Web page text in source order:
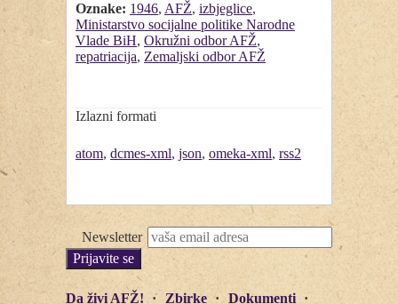
Oznake: 1946, AFŽ, izbjeglice,
Ministarstvo socijalne politike Narodne
Vlade BiH, Okružni odbor AFŽ,
repatriacija, Zemaljski odbor AFŽ
Izlazni formati
atom, dcmes-xml, json, omeka-xml, rss2
Newsletter
Da živi AFŽ! Zbirke Dokumenti